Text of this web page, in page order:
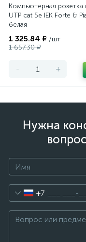
Компьютерная розетка
UTP cat 5e IEK Forte &
белая
1 325.84 ₽ /шт
1 657.30 ₽
- +
Нужна
+7